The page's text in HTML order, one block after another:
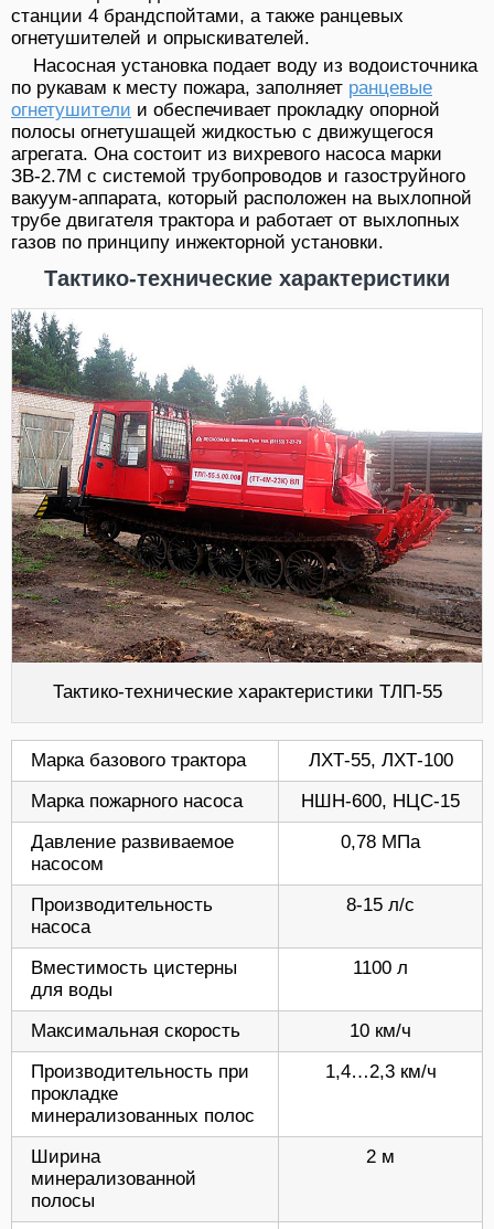
станции 4 брандспойтами, а также ранцевых
огнетушителей и опрыскивателей.
Насосная установка подает воду из водоисточника
по рукавам к месту пожара, заполняет ранцевые
огнетушители и обеспечивает прокладку опорной
полосы огнетушащей жидкостью с движущегося
агрегата. Она состоит из вихревого насоса марки
ЗВ-2.7М с сис­темой трубопроводов и газоструйного
вакуум-аппарата, который рас­положен на выхлопной
трубе двигателя трактора и работает от вы­хлопных
газов по принципу инжекторной установки.
Тактико-технические характеристики
Тактико-технические характеристики ТЛП-55
Марка базового трактора
ЛХТ-55, ЛХТ-100
Марка пожарного насоса
НШН-600, НЦС-15
Давление развиваемое
насосом
0,78 МПа
Производительность
насоса
8-15 л/с
Вместимость цистерны
для воды
1100 л
Максимальная скорость
10 км/ч
Производительность при
прокладке
минерализованных полос
1,4…2,3 км/ч
Ширина
минерализованной
полосы
2 м